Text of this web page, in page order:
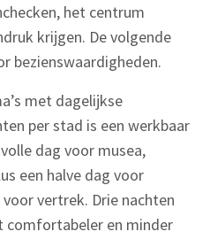
het centrum
krijgen. De volgende
bezienswaardigheden.
met dagelijkse
per stad is een werkbaar
dag voor musea,
een halve dag voor
vertrek. Drie nachten
en minder